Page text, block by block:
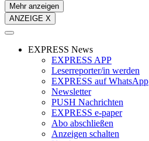
Mehr anzeigen
ANZEIGE X
EXPRESS News
EXPRESS APP
Leserreporter/in werden
EXPRESS auf WhatsApp
Newsletter
PUSH Nachrichten
EXPRESS e-paper
Abo abschließen
Anzeigen schalten